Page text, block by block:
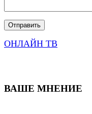
ОНЛАЙН ТВ
ВАШЕ МНЕНИЕ